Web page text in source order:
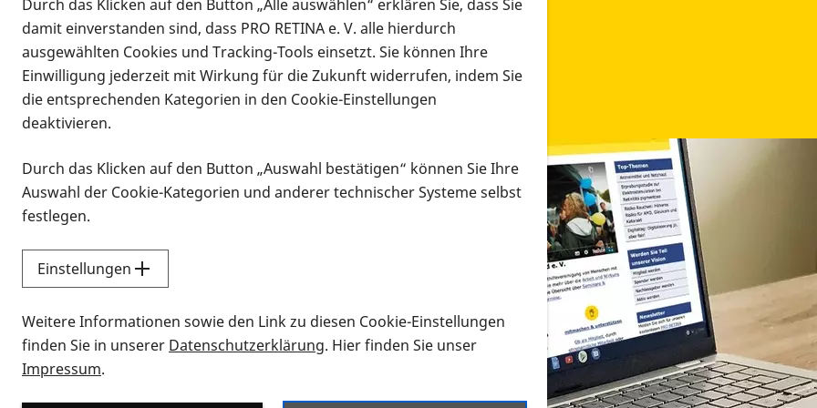
Infomaterial
Infomaterial
Vorlesen
Alle Infomaterialien in verschiedenen Formaten an
Sie möchten wissen, wie Sie nach Infonmaterial suchen und dieses bestellen bzw. herunterladen
Durch das Klicken auf den Button „Alle auswählen“ erklären Sie, dass Sie
damit einverstanden sind, dass PRO RETINA e. V. alle hierdurch
ausgewählten Cookies und Tracking-Tools einsetzt. Sie können Ihre
Einwilligung jederzeit mit Wirkung für die Zukunft widerrufen, indem Sie
die entsprechenden Kategorien in den Cookie-Einstellungen
deaktivieren.
Durch das Klicken auf den Button „Auswahl bestätigen“ können Sie Ihre
Auswahl der Cookie-Kategorien und anderer technischer Systeme selbst
festlegen.
Einstellungen
Weitere Informationen sowie den Link zu diesen Cookie-Einstellungen
finden Sie in unserer Datenschutzerklärung. Hier finden Sie unser
Impressum.